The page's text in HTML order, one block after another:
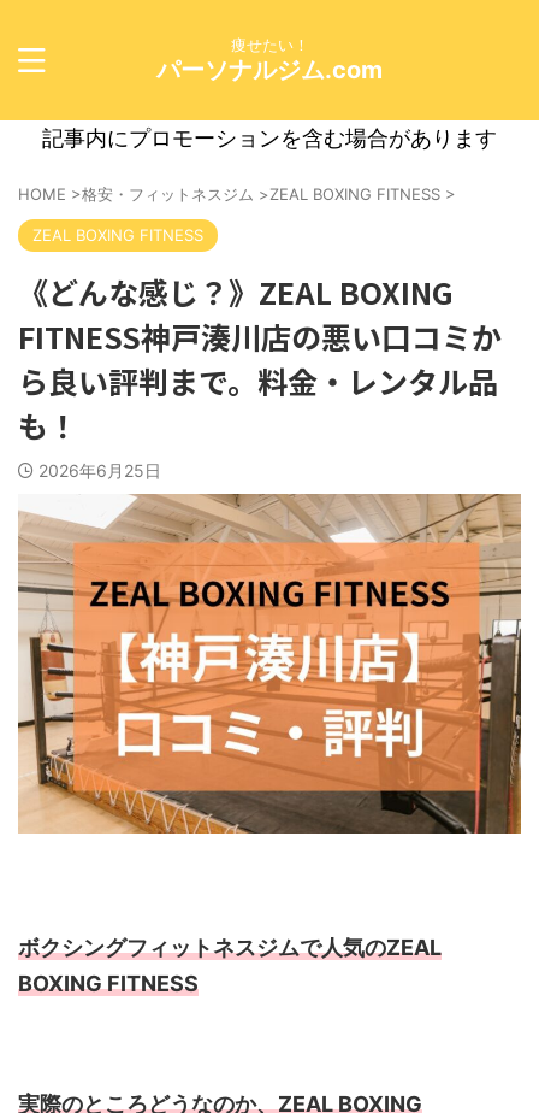
痩せたい！
パーソナルジム.com
記事内にプロモーションを含む場合があります
HOME >格安・フィットネスジム >ZEAL BOXING FITNESS >
ZEAL BOXING FITNESS
《どんな感じ？》ZEAL BOXING
FITNESS神戸湊川店の悪い口コミか
ら良い評判まで。料金・レンタル品
も！
2026年6月25日
ボクシングフィットネスジムで人気のZEAL
BOXING FITNESS
実際のところどうなのか、ZEAL BOXING